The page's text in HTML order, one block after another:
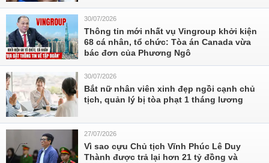
30/07/2026
Thông tin mới nhất vụ Vingroup khởi kiện
68 cá nhân, tổ chức: Tòa án Canada vừa
bác đơn của Phương Ngô
30/07/2026
Bắt nữ nhân viên xinh đẹp ngồi cạnh chủ
tịch, quản lý bị tòa phạt 1 tháng lương
27/07/2026
Vì sao cựu Chủ tịch Vĩnh Phúc Lê Duy
Thành được trả lại hơn 21 tỷ đồng và